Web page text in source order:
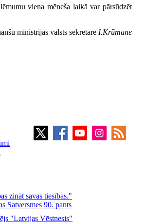
viena mēneša laikā var pārsūdzēt
ministrijas valsts sekretāre I.Krūmane
zināt savas tiesības."
Satversmes 90. pants
"Latvijas Vēstnesis"